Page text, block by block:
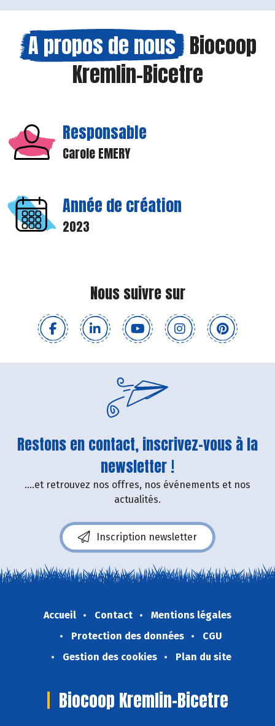
A propos de nous Biocoop
Kremlin-Bicetre
Responsable
Carole EMERY
Année de création
2023
Nous suivre sur
Restons en contact, inscrivez-vous à la
newsletter !
....et retrouvez nos offres, nos événements et nos
actualités.
Inscription newsletter
Accueil Contact
Mentions légales
Protection des données
CGU
Gestion des cookies
Plan du site
Biocoop Kremlin-Bicetre